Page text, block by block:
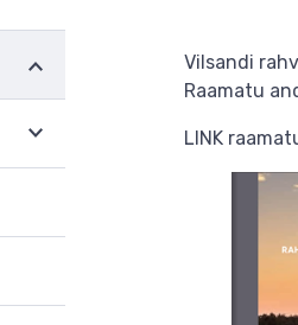
Vilsandi
Raamatu
LINK